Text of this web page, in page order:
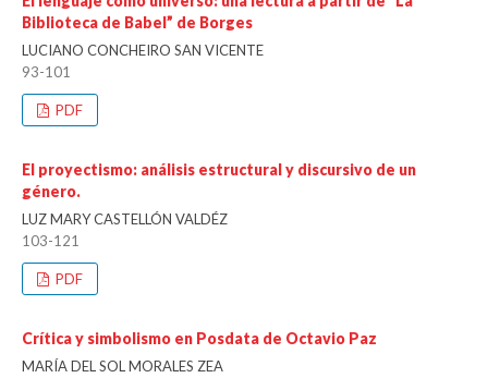
Biblioteca de Babel” de Borges
LUCIANO CONCHEIRO SAN VICENTE
93-101
PDF
El proyectismo: análisis estructural y discursivo de un
género.
LUZ MARY CASTELLÓN VALDÉZ
103-121
PDF
Crítica y simbolismo en Posdata de Octavio Paz
MARÍA DEL SOL MORALES ZEA